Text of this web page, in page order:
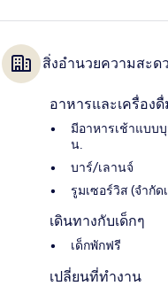
สิ่งอำนวยความสะด
อาหารและเครื่องดื่
มีอาหารเช้าแบบบุ
น.
บาร์/เลานจ์
รูมเซอร์วิส (จำกัด
เดินทางกับเด็กๆ
เด็กพักฟรี
เปลี่ยนที่ทำงาน